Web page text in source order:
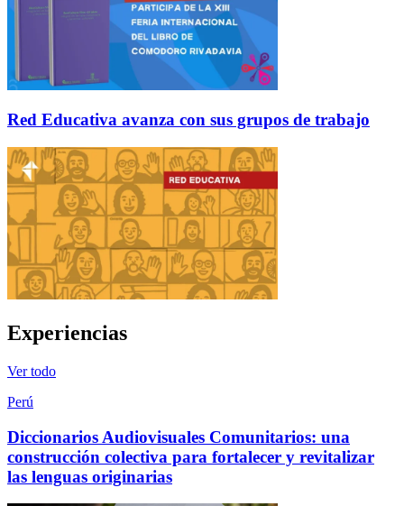
Red Educativa avanza con sus grupos de trabajo
Experiencias
Ver todo
Perú
Diccionarios Audiovisuales Comunitarios: una
construcción colectiva para fortalecer y revitalizar
las lenguas originarias